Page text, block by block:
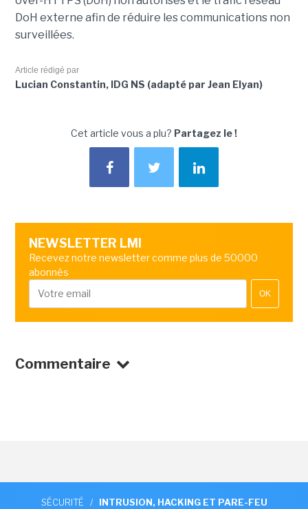
DoH externe afin de réduire les communications non
surveillées.
Article rédigé par
Lucian Constantin, IDG NS (adapté par Jean Elyan)
Cet article vous a plu? Partagez le !
NEWSLETTER LMI
Recevez notre newsletter comme plus de 50000
abonnés
OK
Commentaire
SÉCURITÉ / INTRUSION, HACKING ET PARE-FEU